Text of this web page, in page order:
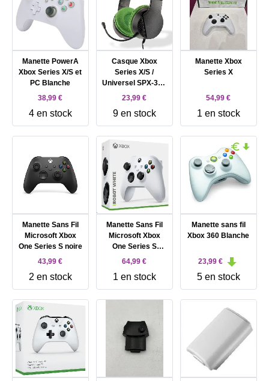
Manette PowerA
Xbox Series X/S et
PC Blanche
38,99 €
4 en stock
Casque Xbox
Series X/S /
Universel SPX-300
- Vert et Noir
23,99 €
9 en stock
Manette Xbox
Series X
54,99 €
1 en stock
Manette Sans Fil
Microsoft Xbox
One Series S noire
43,99 €
2 en stock
Manette Sans Fil
Microsoft Xbox
One Series S
Robot White
64,99 €
1 en stock
Manette sans fil
Xbox 360 Blanche
23,99 €
5 en stock